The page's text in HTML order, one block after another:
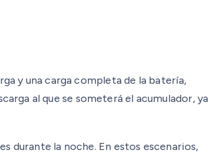
y una carga completa de la batería,
al que se someterá el acumulador, ya
durante la noche. En estos escenarios,